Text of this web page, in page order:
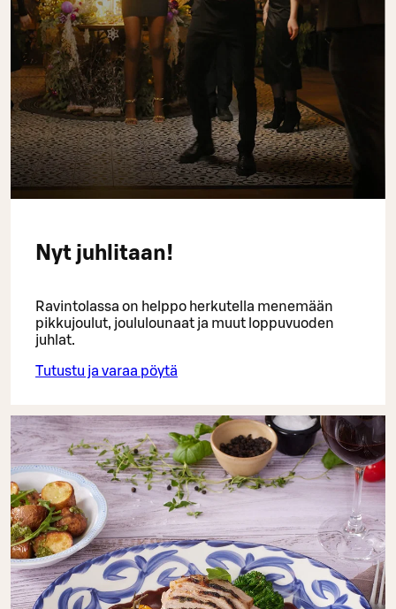
Nyt juhlitaan!
Ravintolassa on helppo herkutella menemään
pikkujoulut, joululounaat ja muut loppuvuoden
juhlat.
Tutustu ja varaa pöytä